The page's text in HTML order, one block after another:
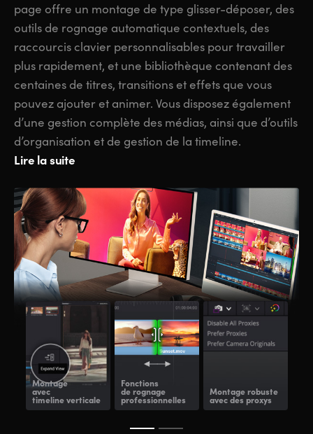
page offre un montage de type glisser-déposer, des
outils de rognage automatique contextuels, des
raccourcis clavier personnalisables pour travailler
plus rapidement, et une bibliothèque contenant des
centaines de titres, transitions et effets que vous
pouvez ajouter et animer. Vous disposez également
d’une gestion complète des médias, ainsi que d’outils
d’organisation et de gestion de la timeline.
Lire la suite
Montage
avec
timeline verticale
Fonctions
de rognage
professionnelles
Montage robuste
avec des proxys